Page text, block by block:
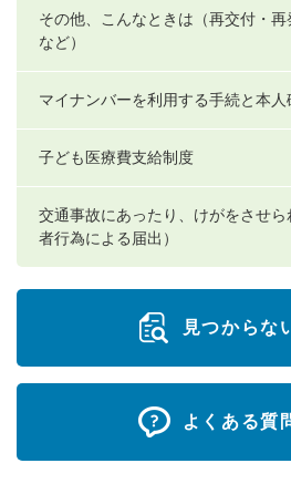
その他、こんなときは（再交付・
など）
マイナンバーを利用する手続と本人
子ども医療費支給制度
交通事故にあったり、けがをさせ
者行為による届出）
見つからな
よくある質